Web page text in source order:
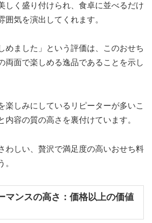
しく盛り付けられ、食卓に並べるだけ
囲気を演出してくれます。
めました」という評価は、このおせち
両面で楽しめる逸品であることを示し
楽しみにしているリピーターが多いこ
内容の質の高さを裏付けています。
わしい、贅沢で満足度の高いおせち料
。
マンスの高さ：価格以上の価値